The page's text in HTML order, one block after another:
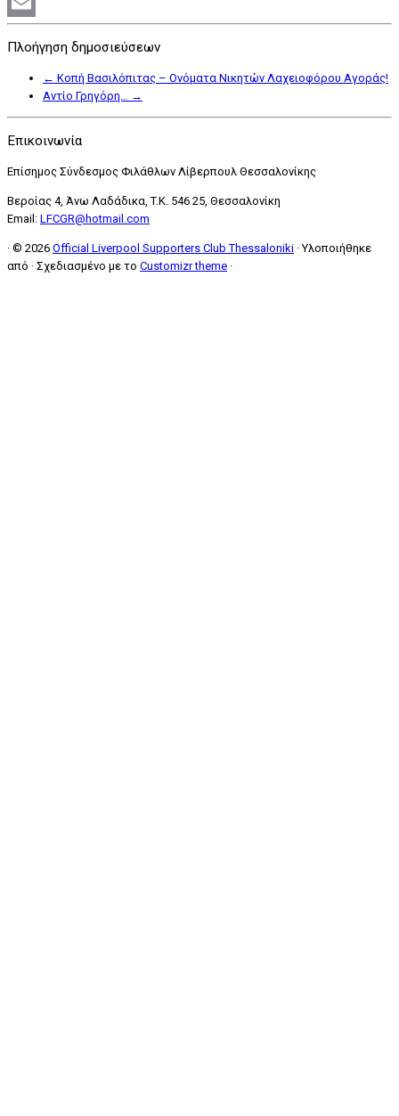
Πλοήγηση δημοσιεύσεων
← Κοπή Βασιλόπιτας – Ονόματα Νικητών Λαχειοφόρου Αγοράς!
Αντίο Γρηγόρη… →
Επικοινωνία
Επίσημος Σύνδεσμος Φιλάθλων Λίβερπουλ Θεσσαλονίκης
Βεροίας 4, Άνω Λαδάδικα, T.K. 546 25, Θεσσαλονίκη
Email: LFCGR@hotmail.com
· © 2026 Official Liverpool Supporters Club Thessaloniki ·Υλοποιήθηκε
από · Σχεδιασμένο με το Customizr theme ·